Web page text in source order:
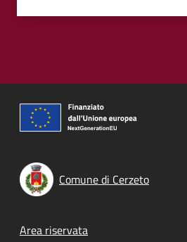
Comune di Cerzeto
Footer menu
Area riservata